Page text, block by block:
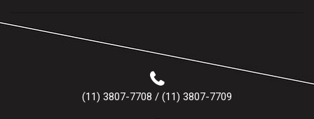
(11) 3807-7708 / (11) 3807-7709